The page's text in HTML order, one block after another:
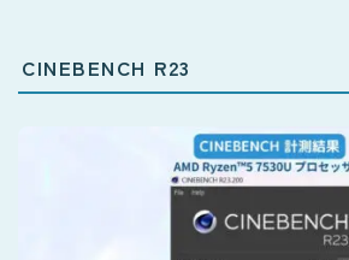
CINEBENCH R23